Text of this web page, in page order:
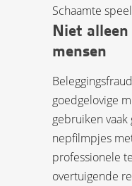
Schaamte
Niet
mensen
goedgelovige
gebruiken
nepfilmpjes
professionele
overtuigende